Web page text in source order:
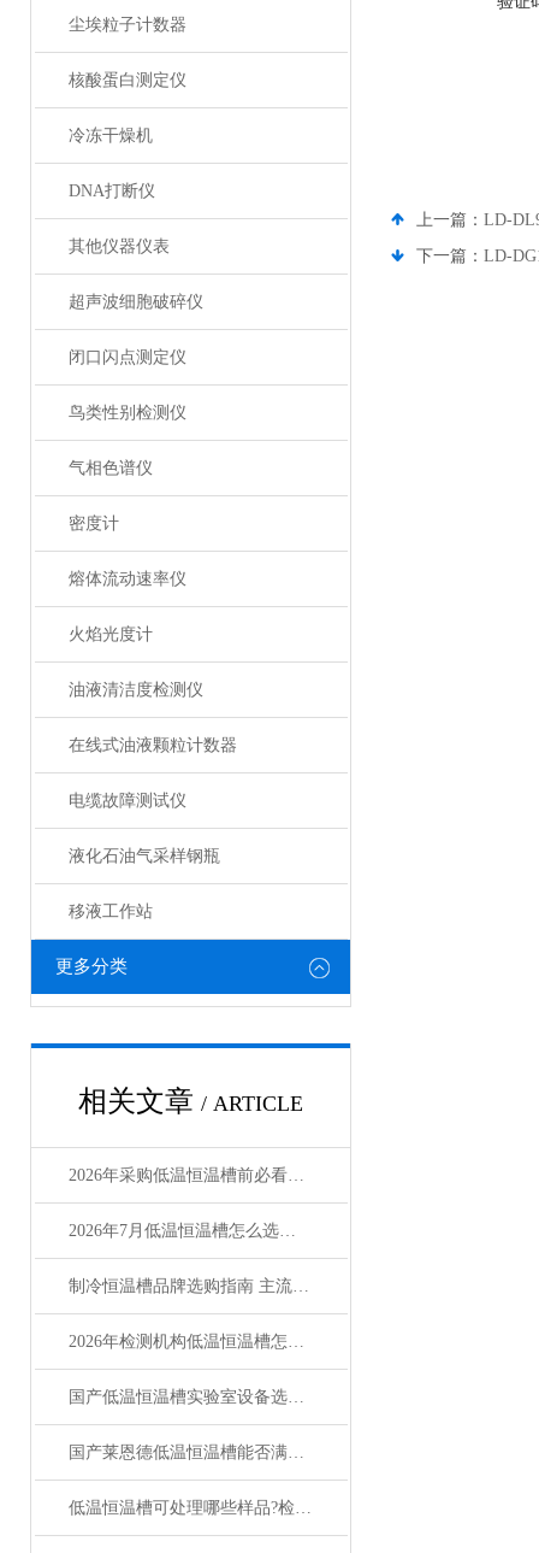
尘埃粒子计数器
核酸蛋白测定仪
冷冻干燥机
DNA打断仪
其他仪器仪表
超声波细胞破碎仪
闭口闪点测定仪
鸟类性别检测仪
气相色谱仪
密度计
熔体流动速率仪
火焰光度计
油液清洁度检测仪
在线式油液颗粒计数器
电缆故障测试仪
液化石油气采样钢瓶
移液工作站
更多分类
相关文章 / ARTICLE
2026年采购低温恒温槽前必看的7项检查清单
2026年7月低温恒温槽怎么选？莱恩德高性价比选型测评
制冷恒温槽品牌选购指南 主流优势品牌厂家全推荐
2026年检测机构低温恒温槽怎么选 莱恩德安屿海卓尔海曼对比评测
国产低温恒温槽实验室设备选型，2026高性价比厂家对比测评
国产莱恩德低温恒温槽能否满足科研实验的特殊需求?
低温恒温槽可处理哪些样品?检测精度有多少？厂家分析报告
上一篇： LD-
下一篇： LD-